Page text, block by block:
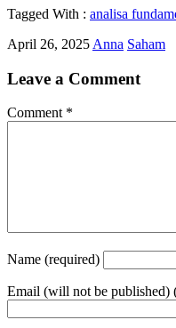
Tagged With : analisa
April 26, 2025 Anna Saham
Leave a Comment
Comment *
Name (required)
Email (will not be published)